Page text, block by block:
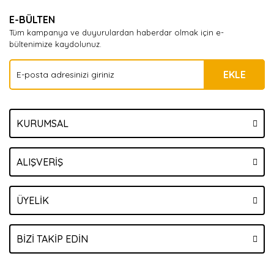
E-BÜLTEN
Tüm kampanya ve duyurulardan haberdar olmak için e-
bültenimize kaydolunuz.
EKLE
KURUMSAL
ALIŞVERİŞ
ÜYELİK
BİZİ TAKİP EDİN